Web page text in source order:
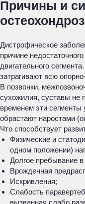
Причины и
Дистрофическое
причине
двигательного
затрагивают всю
В позвонки,
сухожилия, суставы не
временем эти сегменты
обрастают наростами
Что способствует
Физические и
одном положении)
Долгое пребывание в
Врожденная
Искривления;
Слабость
вызванная слабо